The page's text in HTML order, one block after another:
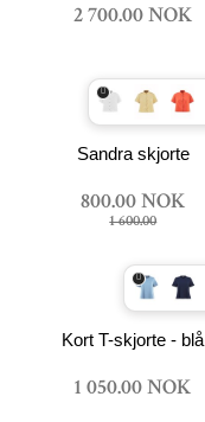
2 700.00 NOK
Sandra skjorte
800.00 NOK
1 600.00
Kort T-skjorte - blå
1 050.00 NOK